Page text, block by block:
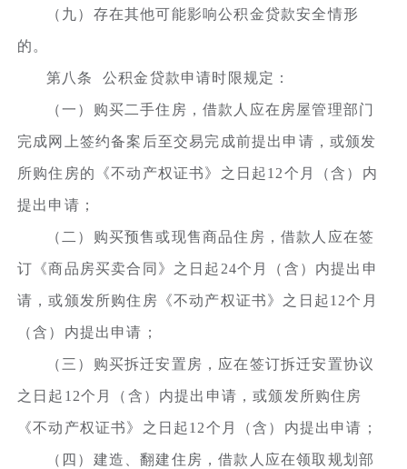
（九）存在其他可能影响公积金贷款安全情形
的。
第八条 公积金贷款申请时限规定：
（一）购买二手住房，借款人应在房屋管理部门
完成网上签约备案后至交易完成前提出申请，或颁发
所购住房的《不动产权证书》之日起12个月（含）内
提出申请；
（二）购买预售或现售商品住房，借款人应在签
订《商品房买卖合同》之日起24个月（含）内提出申
请，或颁发所购住房《不动产权证书》之日起12个月
（含）内提出申请；
（三）购买拆迁安置房，应在签订拆迁安置协议
之日起12个月（含）内提出申请，或颁发所购住房
《不动产权证书》之日起12个月（含）内提出申请；
（四）建造、翻建住房，借款人应在领取规划部